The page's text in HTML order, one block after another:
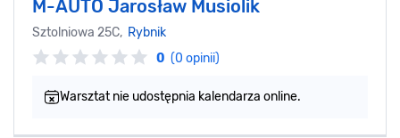
M-AUTO Jarosław Musiolik
Sztolniowa 25C, Rybnik
0 (0 opinii)
Warsztat nie udostępnia kalendarza online.